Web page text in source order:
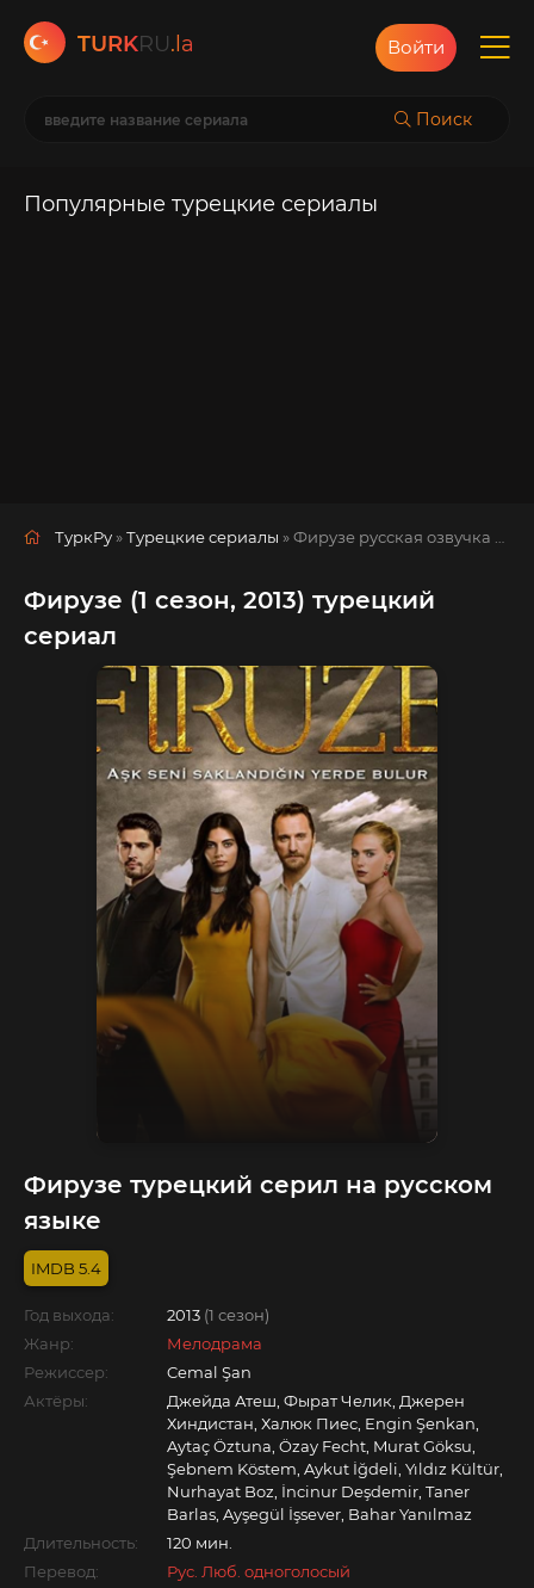
TURKRU.la
Поиск
Войти
Популярные турецкие сериалы
ТуркРу »Турецкие сериалы » Фирузе русская озвучка смотреть полностью онлайн!
Фирузе (1 сезон, 2013) турецкий
сериал
Фирузе турецкий серил на русском
языке
5.4
Год выхода: 2013 (1 сезон)
Жанр:
Мелодрама
Режиссер:
Cemal Şan
Актёры:
Джейда Атеш, Фырат Челик, Джерен
Хиндистан, Халюк Пиес, Engin Şenkan,
Aytaç Öztuna, Özay Fecht, Murat Göksu,
Şebnem Köstem, Aykut İğdeli, Yıldız Kültür,
Nurhayat Boz, İncinur Deşdemir, Taner
Barlas, Ayşegül İşsever, Bahar Yanılmaz
Длительность:
120 мин.
Перевод:
Рус. Люб. одноголосый